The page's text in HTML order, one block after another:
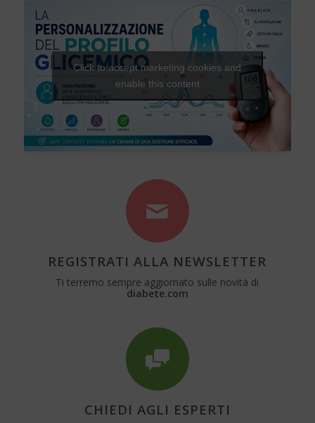
Click to accept marketing cookies and
enable this content
REGISTRATI ALLA NEWSLETTER
Ti terremo sempre aggiornato sulle novità di
diabete.com
CHIEDI AGLI ESPERTI